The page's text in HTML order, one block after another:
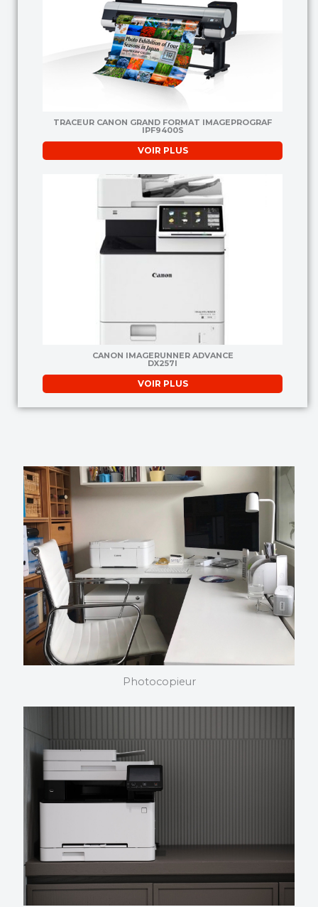
TRACEUR CANON GRAND FORMAT IMAGEPROGRAF
IPF9400S
VOIR PLUS
CANON IMAGERUNNER ADVANCE
DX257I
VOIR PLUS
Nous choisissons et installons vos photocopieurs. Nous
maîtrisons nos produits dans les moindres détails et
pouvons vous assister quelque soit votre domaine
d’activité.
Photocopieur